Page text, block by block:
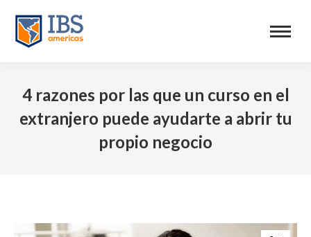
4 razones por las que un curso en el
extranjero puede ayudarte a abrir tu
propio negocio